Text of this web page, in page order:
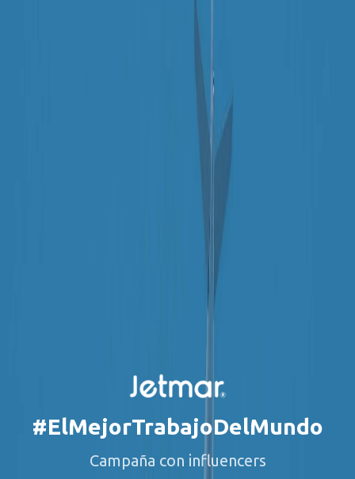
#ElMejorTrabajoDelMundo
Campaña con influencers